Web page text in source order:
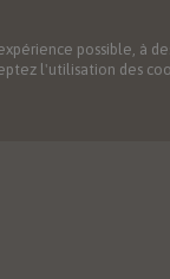
possible, à
l'utilisation des